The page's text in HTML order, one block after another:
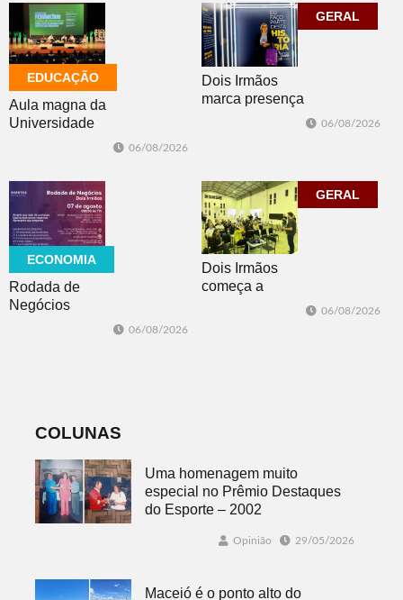
temporais no RS
EDUCAÇÃO
Aula magna da
Universidade
comunidade
acadêmica em
debate sobre o
feminicídio
06/08/2026
GERAL
Dois Irmãos
marca presença
06/08/2026
ECONOMIA
Rodada de
Negócios
06/08/2026
GERAL
Dois Irmãos
começa a
06/08/2026
COLUNAS
Uma homenagem muito
especial no Prêmio Destaques
do Esporte – 2002
Opinião 29/05/2026
Maceió é o ponto alto do